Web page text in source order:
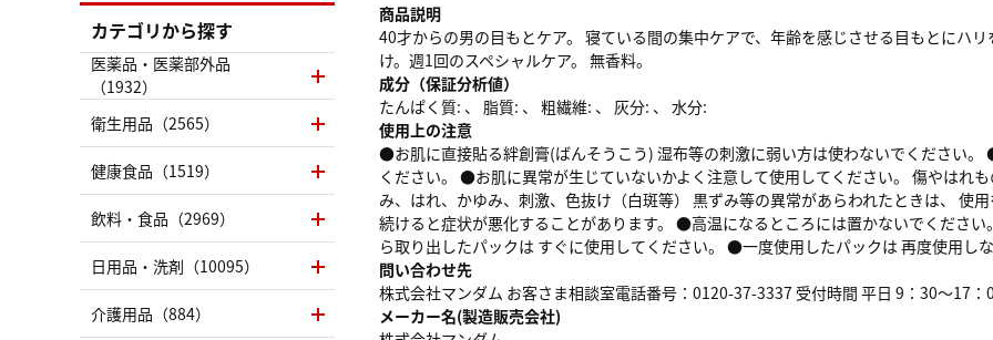
商品説明
40才からの男の目もとケア。 寝ている間の集中ケアで、年齢を感じさせる目もとにハ
け。週1回のスペシャルケア。 無香料。
成分（保証分析値）
たんぱく質: 、 脂質: 、 粗繊維: 、 灰分: 、 水分:
使用上の注意
●お肌に直接貼る絆創膏(ばんそうこう) 湿布等の刺激に弱い方は使わないでください
ください。 ●お肌に異常が生じていないかよく注意して使用してください。 傷やはれ
み、はれ、かゆみ、刺激、色抜け（白斑等） 黒ずみ等の異常があらわれたときは、 使
続けると症状が悪化することがあります。 ●高温になるところには置かないでくださ
ら取り出したパックは すぐに使用してください。 ●一度使用したパックは 再度使用し
問い合わせ先
株式会社マンダム お客さま相談室電話番号：0120-37-3337 受付時間 平日 9：30～17：
メーカー名(製造販売会社)
カテゴリから探す
医薬品・医薬部外品
（1932）
衛生用品（2565）
健康食品（1519）
飲料・食品（2969）
日用品・洗剤（10095）
介護用品（884）